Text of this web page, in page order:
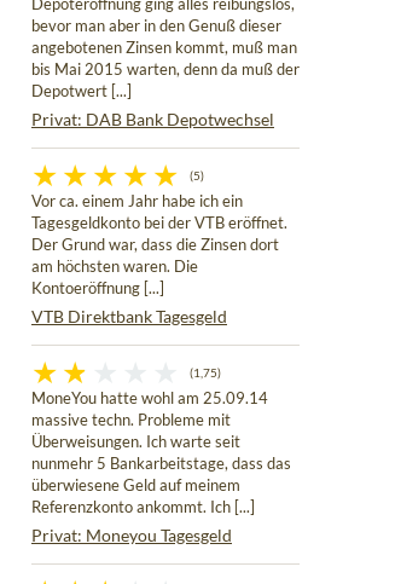
Depoteröffnung ging alles reibungslos,
bevor man aber in den Genuß dieser
angebotenen Zinsen kommt, muß man
bis Mai 2015 warten, denn da muß der
Depotwert [...]
Privat: DAB Bank Depotwechsel
(5)
Vor ca. einem Jahr habe ich ein
Tagesgeldkonto bei der VTB eröffnet.
Der Grund war, dass die Zinsen dort
am höchsten waren. Die
Kontoeröffnung [...]
VTB Direktbank Tagesgeld
(1,75)
MoneYou hatte wohl am 25.09.14
massive techn. Probleme mit
Überweisungen. Ich warte seit
nunmehr 5 Bankarbeitstage, dass das
überwiesene Geld auf meinem
Referenzkonto ankommt. Ich [...]
Privat: Moneyou Tagesgeld